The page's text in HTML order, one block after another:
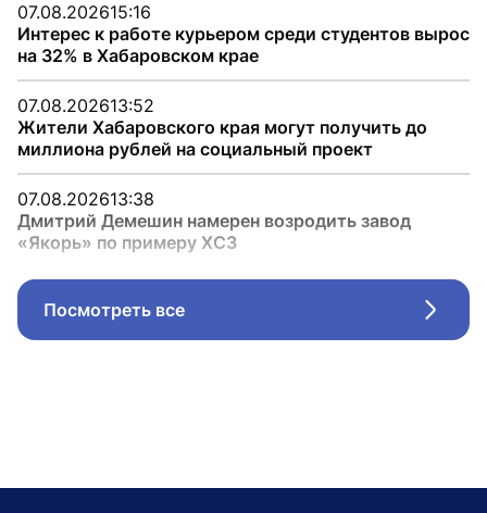
07.08.202615:16
Интерес к работе курьером среди студентов вырос
на 32% в Хабаровском крае
07.08.202613:52
Жители Хабаровского края могут получить до
миллиона рублей на социальный проект
07.08.202613:38
Дмитрий Демешин намерен возродить завод
«Якорь» по примеру ХСЗ
Посмотреть все